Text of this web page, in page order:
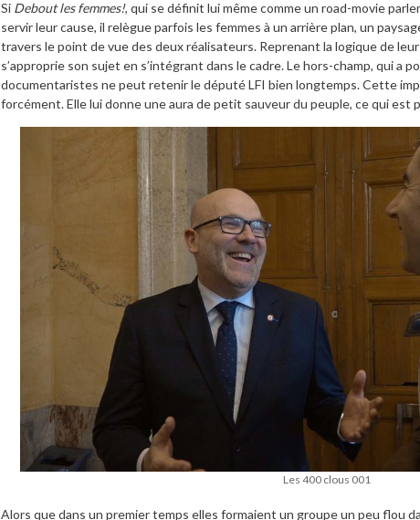
Si Debout les femmes!, qui se définit lui même comme un road-movie
servir leur cause, il relègue parfois les femmes à un arrière plan, un
travers le point de vue des deux réalisateurs. Reprenant la logique de
s’approprie son sujet en s’intégrant dans le cadre. Le hors-champ, qui a
documentaristes ne peut retenir le député LFI bien longtemps. Cette
forcément. Elle lui donne une aura de petit sauveur du peuple, ce qui est
Les 400 clous 001
Alors que dans un premier temps elles formaient un groupe un peu flou